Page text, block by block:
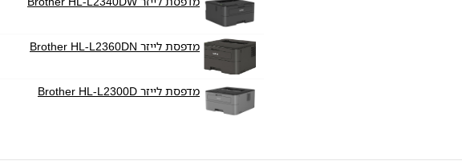
מדפסת לייזר Brother HL-L2360DN
מדפסת לייזר Brother HL-L2300D